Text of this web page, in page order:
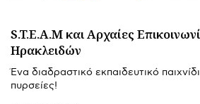
S.T.E.A.M και Αρχαίες
Ηρακλειδών
Ένα διαδραστικό εκπαιδευτικό
πυρσείες!